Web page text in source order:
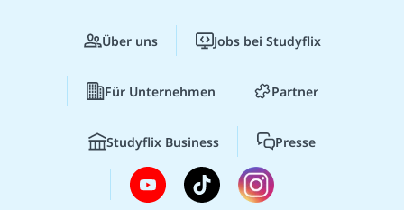
Über uns Jobs bei Studyflix
Für Unternehmen Partner
Studyflix Business Presse